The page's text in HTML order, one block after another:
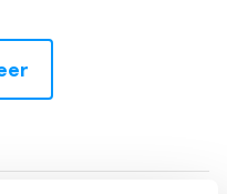
geest
180º inklapbaarheid